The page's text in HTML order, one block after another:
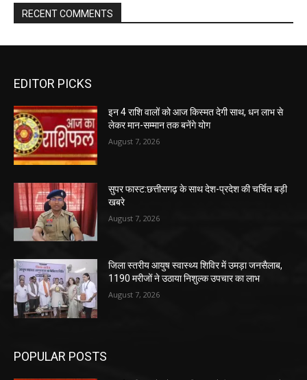
RECENT COMMENTS
EDITOR PICKS
इन 4 राशि वालों को आज किस्मत देगी साथ, धन लाभ से
लेकर मान-सम्मान तक बनेंगे योग
August 7, 2026
सुपर फास्ट:छत्तीसगढ़ के साथ देश-प्रदेश की चर्चित बड़ी
खबरे
August 7, 2026
जिला स्तरीय आयुष स्वास्थ्य शिविर में उमड़ा जनसैलाब,
1190 मरीजों ने उठाया निशुल्क उपचार का लाभ
August 7, 2026
POPULAR POSTS